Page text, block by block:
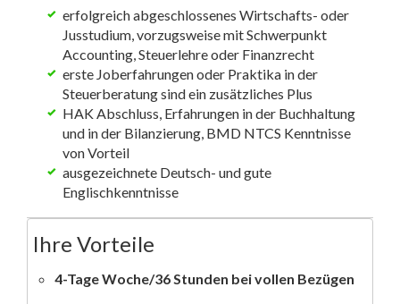
erfolgreich abgeschlossenes Wirtschafts- oder
Jusstudium, vorzugsweise mit Schwerpunkt
Accounting, Steuerlehre oder Finanzrecht
erste Joberfahrungen oder Praktika in der
Steuerberatung sind ein zusätzliches Plus
HAK Abschluss, Erfahrungen in der Buchhaltung
und in der Bilanzierung, BMD NTCS Kenntnisse
von Vorteil
ausgezeichnete Deutsch- und gute
Englischkenntnisse
Ihre Vorteile
4-Tage Woche/36 Stunden bei vollen Bezügen